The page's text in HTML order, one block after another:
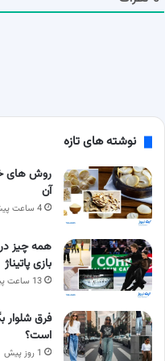
نوشته های تازه
روش های
آن
4 ساعت پیش
همه چیز
بازی پاتیناژ
13 ساعت پیش
فرق شلوار
است؟
1 روز پیش